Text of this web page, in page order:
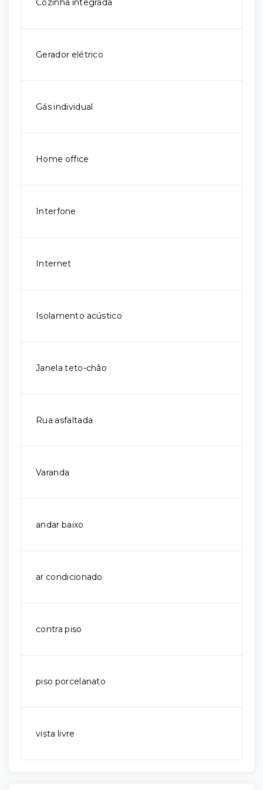
Cozinha integrada
Gerador elétrico
Gás individual
Home office
Interfone
Internet
Isolamento acústico
Janela teto-chão
Rua asfaltada
Varanda
andar baixo
ar condicionado
contra piso
piso porcelanato
vista livre